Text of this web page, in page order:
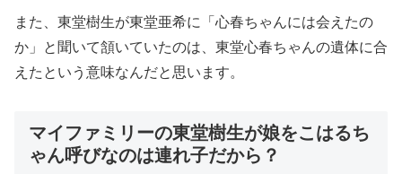
また、東堂樹生が東堂亜希に「心春ちゃんには会えたの
か」と聞いて頷いていたのは、東堂心春ちゃんの遺体に合
えたという意味なんだと思います。
マイファミリーの東堂樹生が娘をこはるち
ゃん呼びなのは連れ子だから？